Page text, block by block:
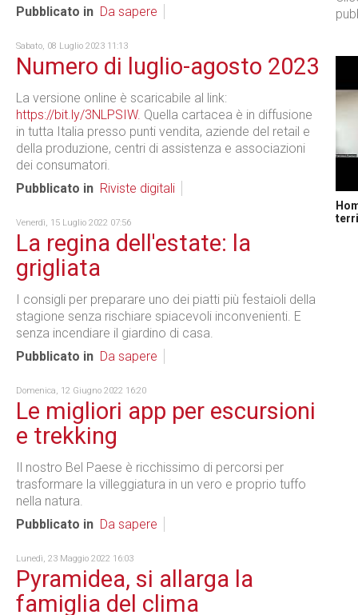
Pubblicato in Da sapere
Sabato, 08 Luglio 2023 11:13
Numero di luglio-agosto 2023
La versione online è scaricabile al link:
https://bit.ly/3NLPSIW. Quella cartacea è in diffusione
in tutta Italia presso punti vendita, aziende del retail e
della produzione, centri di assistenza e associazioni
dei consumatori.
Pubblicato in Riviste digitali
Venerdì, 15 Luglio 2022 07:56
La regina dell'estate: la
grigliata
I consigli per preparare uno dei piatti più festaioli della
stagione senza rischiare spiacevoli inconvenienti. E
senza incendiare il giardino di casa.
Pubblicato in Da sapere
Domenica, 12 Giugno 2022 16:20
Le migliori app per escursioni
e trekking
Il nostro Bel Paese è ricchissimo di percorsi per
trasformare la villeggiatura in un vero e proprio tuffo
nella natura.
Pubblicato in Da sapere
Lunedì, 23 Maggio 2022 16:03
Pyramidea, si allarga la
famiglia del clima